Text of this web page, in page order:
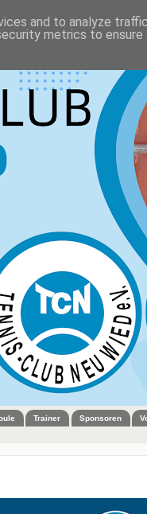
Trainer Sponsoren
and to analyze
metrics to